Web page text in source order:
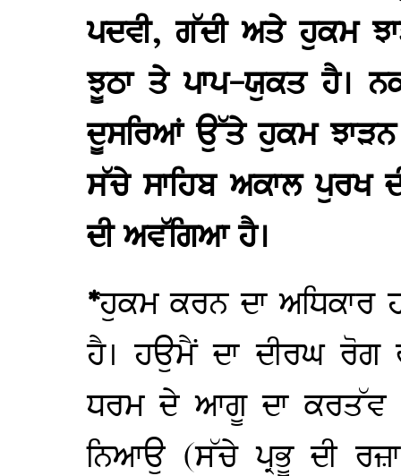
ਪਦਵੀ, ਗੱਦੀ ਅਤੇ ਹੁਕਮ
ਝੂਠਾ ਤੇ ਪਾਪ-ਯੁਕਤ ਹੈ।
ਦੂਸਰਿਆਂ ਉੱਤੇ ਹੁਕਮ ਝਾੜਨ
ਸੱਚੇ ਸਾਹਿਬ ਅਕਾਲ ਪੁਰਖ
ਦੀ ਅਵੱਗਿਆ ਹੈ।
*ਹੁਕਮ ਕਰਨ ਦਾ ਅਧਿਕਾਰ
ਹੈ। ਹਉਮੈਂ ਦਾ ਦੀਰਘ ਰੋਗ
ਧਰਮ ਦੇ ਆਗੂ ਦਾ ਕਰਤੱਵ
ਨਿਆਉ (ਸੱਚੇ ਪ੍ਰਭੂ ਦੀ